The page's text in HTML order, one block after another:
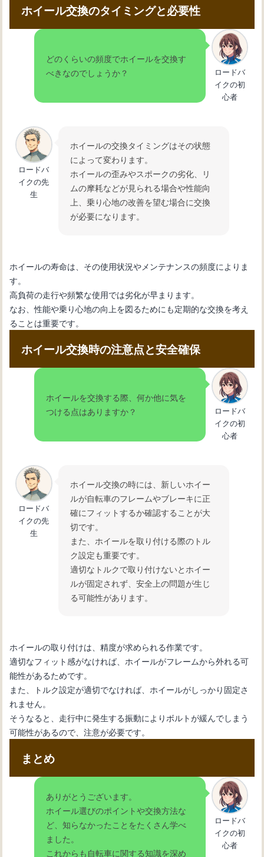
ホイール交換のタイミングと必要性
どのくらいの頻度でホイールを交換す
べきなのでしょうか？
ロードバ
イクの初
心者
ロードバ
イクの先
生
ホイールの交換タイミングはその状態
によって変わります。
ホイールの歪みやスポークの劣化、リ
ムの摩耗などが見られる場合や性能向
上、乗り心地の改善を望む場合に交換
が必要になります。
ホイールの寿命は、その使用状況やメンテナンスの頻度によりま
す。
高負荷の走行や頻繁な使用では劣化が早まります。
なお、性能や乗り心地の向上を図るためにも定期的な交換を考え
ることは重要です。
ホイール交換時の注意点と安全確保
ホイールを交換する際、何か他に気を
つける点はありますか？
ロードバ
イクの初
心者
ロードバ
イクの先
生
ホイール交換の時には、新しいホイー
ルが自転車のフレームやブレーキに正
確にフィットするか確認することが大
切です。
また、ホイールを取り付ける際のトル
ク設定も重要です。
適切なトルクで取り付けないとホイー
ルが固定されず、安全上の問題が生じ
る可能性があります。
ホイールの取り付けは、精度が求められる作業です。
適切なフィット感がなければ、ホイールがフレームから外れる可
能性があるためです。
また、トルク設定が適切でなければ、ホイールがしっかり固定さ
れません。
そうなると、走行中に発生する振動によりボルトが緩んでしまう
可能性があるので、注意が必要です。
まとめ
ありがとうございます。
ホイール選びのポイントや交換方法な
ど、知らなかったことをたくさん学べ
ました。
これからも自転車に関する知識を深め
ロードバ
イクの初
心者